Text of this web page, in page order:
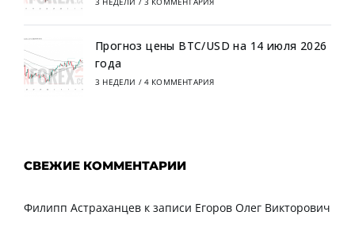
Прогноз цены BTC/USD на 14 июля 2026
года
3 НЕДЕЛИ / 4 КОММЕНТАРИЯ
СВЕЖИЕ КОММЕНТАРИИ
Филипп Астраханцев к записи Егоров Олег Викторович